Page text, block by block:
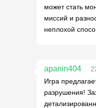
может стать
миссий и
неплохой
apanin404
Игра
разрушения!